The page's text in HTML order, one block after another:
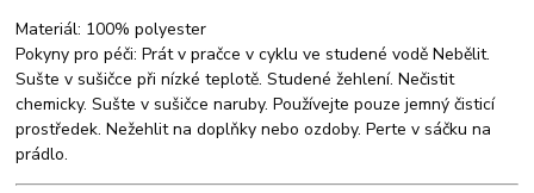
Materiál: 100% polyester
Pokyny pro péči: Prát v pračce v cyklu ve studené vodě Nebělit.
Sušte v sušičce při nízké teplotě. Studené žehlení. Nečistit
chemicky. Sušte v sušičce naruby. Používejte pouze jemný čisticí
prostředek. Nežehlit na doplňky nebo ozdoby. Perte v sáčku na
prádlo.